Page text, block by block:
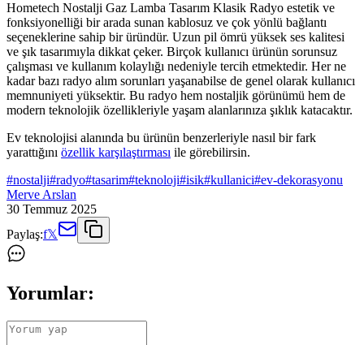
Hometech Nostalji Gaz Lamba Tasarım Klasik Radyo estetik ve
fonksiyonelliği bir arada sunan kablosuz ve çok yönlü bağlantı
seçeneklerine sahip bir üründür. Uzun pil ömrü yüksek ses kalitesi
ve şık tasarımıyla dikkat çeker. Birçok kullanıcı ürünün sorunsuz
çalışması ve kullanım kolaylığı nedeniyle tercih etmektedir. Her ne
kadar bazı radyo alım sorunları yaşanabilse de genel olarak kullanıcı
memnuniyeti yüksektir. Bu radyo hem nostaljik görünümü hem de
modern teknolojik özellikleriyle yaşam alanlarınıza şıklık katacaktır.
Ev teknolojisi alanında bu ürünün benzerleriyle nasıl bir fark
yarattığını özellik karşılaştırması ile görebilirsin.
#nostalji#radyo#tasarim#teknoloji#isik#kullanici#ev-dekorasyonu
Merve Arslan
30 Temmuz 2025
Paylaş:f𝕏
Yorumlar: